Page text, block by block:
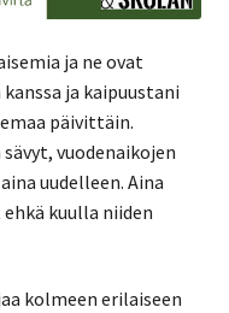
ja ne ovat
ja kaipuustani
päivittäin.
vuodenaikojen
uudelleen. Aina
kuulla niiden
kolmeen erilaiseen